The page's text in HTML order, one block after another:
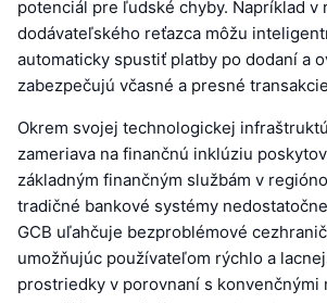
potenciál pre ľudské chyby. Napríklad v
dodávateľského reťazca môžu
automaticky spustiť platby po dodaní a
zabezpečujú včasné a presné
Okrem svojej technologickej
zameriava na finančnú inklúziu
základným finančným službám v
tradičné bankové systémy
GCB uľahčuje bezproblémové
umožňujúc používateľom rýchlo a
prostriedky v porovnaní s konvenčnými